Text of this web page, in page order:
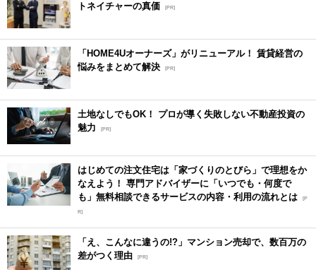
トネイチャーの真価 [PR]
「HOME4Uオーナーズ」がリニューアル！ 賃貸経営の
悩みをまとめて解決 [PR]
土地なしでもOK！ プロが導く失敗しない不動産投資の
魅力
[PR]
はじめての注文住宅は「家づくりのとびら」で理想をか
なえよう！ 専門アドバイザーに「いつでも・何度で
も」無料相談できるサービスの内容・利用の流れとは [P
R]
「え、こんなに違うの!?」マンション売却で、数百万の
差がつく理由 [PR]